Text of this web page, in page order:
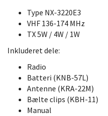
Type NX-3220E3
VHF 136-174 MHz
TX 5W / 4W / 1W
Inkluderet dele:
Radio
Batteri (KNB-57L)
Antenne (KRA-22M)
Bælte clips (KBH-11)
Manual